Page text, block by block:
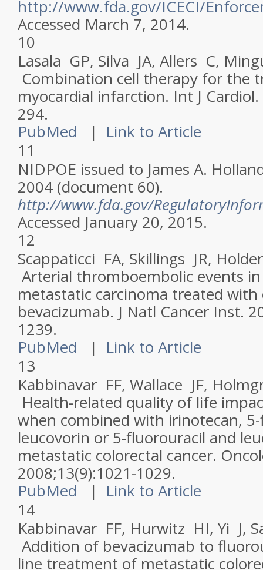
http://www.fda.gov/ICECI/
Accessed March 7, 2014.
10
Lasala GP, Silva JA, Allers C,
Combination cell therapy for the
myocardial infarction. Int J Cardiol
294.
PubMed
| Link to Article
11
NIDPOE issued to James A.
2004 (document 60).
http://www.fda.gov/
Accessed January 20, 2015.
12
Scappaticci FA, Skillings JR,
Arterial thromboembolic events
metastatic carcinoma treated
bevacizumab. J Natl Cancer Inst.
1239.
PubMed
| Link to Article
13
Kabbinavar FF, Wallace JF,
Health-related quality of life
when combined with irinotecan,
leucovorin or 5-fluorouracil and
metastatic colorectal cancer.
2008;13(9):1021-1029.
PubMed
| Link to Article
14
Kabbinavar FF, Hurwitz HI, Yi J,
Addition of bevacizumab to
line treatment of metastatic